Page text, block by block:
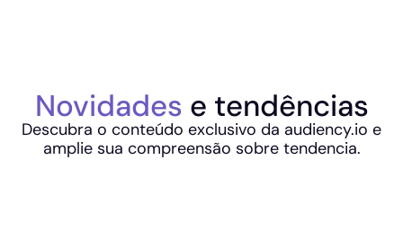
Novidades e tendências
Descubra o conteúdo exclusivo da audiency.io e
amplie sua compreensão sobre tendencia.